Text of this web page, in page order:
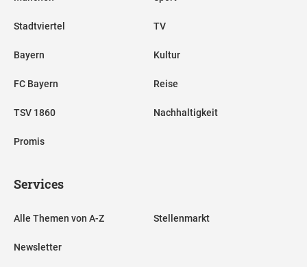
Stadtviertel
Bayern
FC Bayern
TSV 1860
Promis
TV
Kultur
Reise
Nachhaltigkeit
Services
Alle Themen von A-Z
Newsletter
Stellenmarkt